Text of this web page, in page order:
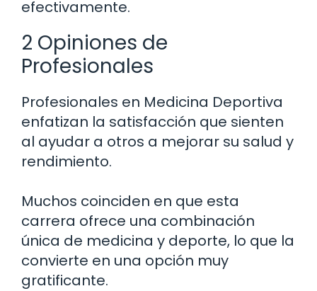
efectivamente.
2 Opiniones de
Profesionales
Profesionales en Medicina Deportiva
enfatizan la satisfacción que sienten
al ayudar a otros a mejorar su salud y
rendimiento.
Muchos coinciden en que esta
carrera ofrece una combinación
única de medicina y deporte, lo que la
convierte en una opción muy
gratificante.